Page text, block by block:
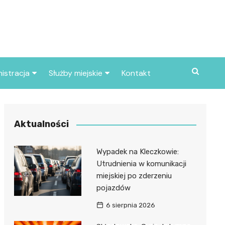
miasta
Służby miejskie
Policja
Kontakt
Aktualności
Wypadek na Kleczkowie:
Utrudnienia w komunikacji
miejskiej po zderzeniu
pojazdów
6 sierpnia 2026